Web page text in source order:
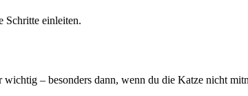
Schritte einleiten.
– besonders dann, wenn du die Katze nicht